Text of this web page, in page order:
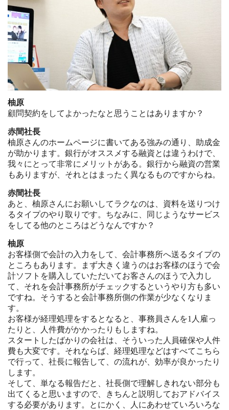
柚原
顧問契約をしてよかったなと思うことはありますか？
赤間社長
柚原さんのホームページに書いてある強みの通り、助成金
が助かります。銀行がオススメする融資とは違うわけで、
我々にとって非常にメリットがある。銀行から融資の営業
もありますが、それとはまったく異なるものですからね。
赤間社長
あと、柚原さんにお願いしてラクなのは、資料を送りつけ
るタイプのやり取りです。ちなみに、同じようなサービス
をしてる他のところはどうなんですか？
柚原
お客様側で会計の入力をして、会計事務所へ送るタイプの
ところもあります。まず大きく違うのはお客様のほうで会
計ソフトを購入していただいてお客さんのほうで入力し
て、それを会計事務所がチェックするというやり方も多い
ですね。そうすると会計事務所側の作業が少なくなりま
す。
お客様が経理処理をするとなると、事務員さんを1人雇っ
たりと、人件費がかかったりもしますね。
スタートしたばかりの会社は、そういった人員確保や人件
費も大変です。それならば、経理処理などはすべてこちら
で行って、社長に報告して、の流れが、効率が良かったり
します。
そして、単なる報告だと、社長側で理解しきれない部分も
出てくると思いますので、きちんと説明しておアドバイス
する必要があります。とにかく、人にあわせていろいろな